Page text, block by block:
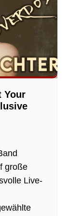
Your
große
Live-